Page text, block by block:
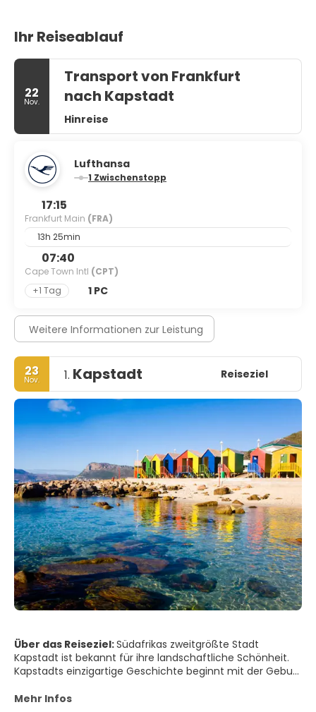
Ihr Reiseablauf
22
Nov.
Transport von Frankfurt
nach Kapstadt
Hinreise
Lufthansa
1 Zwischenstopp
17:15
Frankfurt Main (FRA)
13h 25min
07:40
Cape Town Intl (CPT)
+1 Tag
1 PC
Weitere Informationen zur Leistung
23
Nov. 1. Kapstadt Reiseziel
Über das Reiseziel:Südafrikas zweitgrößte Stadt
Kapstadt ist bekannt für ihre landschaftliche Schönheit.
Kapstadts einzigartige Geschichte beginnt mit der Geburt
Entdeckung von 117.000 Jahre alten menschlichen
Mehr Infos